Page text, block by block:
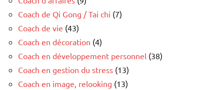
Coach de Qi Gong / Tai chi (7)
Coach de vie (43)
Coach en décoration (4)
Coach en développement personnel (38)
Coach en gestion du stress (13)
Coach en image, relooking (13)